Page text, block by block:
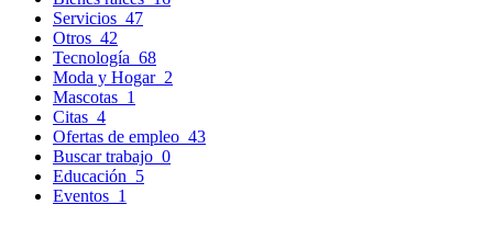
Servicios 47
Otros 42
Tecnología 68
Moda y Hogar 2
Mascotas 1
Citas 4
Ofertas de empleo 43
Buscar trabajo 0
Educación 5
Eventos 1